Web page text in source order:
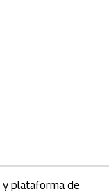
y plataforma de